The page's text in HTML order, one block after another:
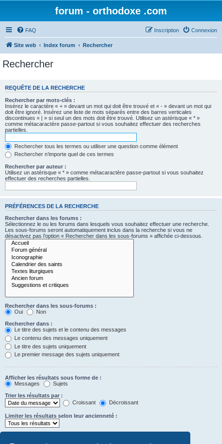
forum - orthodoxe .com
FAQ Connexion
Inscription
Site web Index forum Rechercher
Rechercher
REQUÊTE DE LA RECHERCHE
Rechercher par mots-clés :
Insérez le caractère « + » devant un mot qui doit être trouvé et « - » devant un mot qui
doit être ignoré. Insérez une liste de mots séparés entre des barres verticales
discontinues « | » si seul un des mots doit être trouvé. Utilisez un astérisque « * »
comme métacaractère passe-partout si vous souhaitez effectuer des recherches
partielles.
Rechercher tous les termes ou utiliser une question comme élément
Rechercher n’importe quel de ces termes
Rechercher par auteur :
Utilisez un astérisque « * » comme métacaractère passe-partout si vous souhaitez
effectuer des recherches partielles.
PRÉFÉRENCES DE LA RECHERCHE
Rechercher dans les forums :
Sélectionnez le ou les forums dans lesquels vous souhaitez effectuer une recherche.
Les sous-forums seront automatiquement inclus dans la recherche si vous ne
désactivez pas l’option « Rechercher dans les sous-forums » affichée ci-dessous.
Rechercher dans les sous-forums :
Oui
Non
Rechercher dans :
Le titre des sujets et le contenu des messages
Le contenu des messages uniquement
Le titre des sujets uniquement
Le premier message des sujets uniquement
Afficher les résultats sous forme de :
Messages
Sujets
Trier les résultats par :
Croissant
Décroissant
Limiter les résultats selon leur ancienneté :